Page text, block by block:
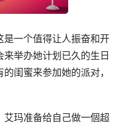
是一个值得让人振奋和开
举办她计划已久的生日
闺蜜来参加她的派对，
玛准备给自己做一個超